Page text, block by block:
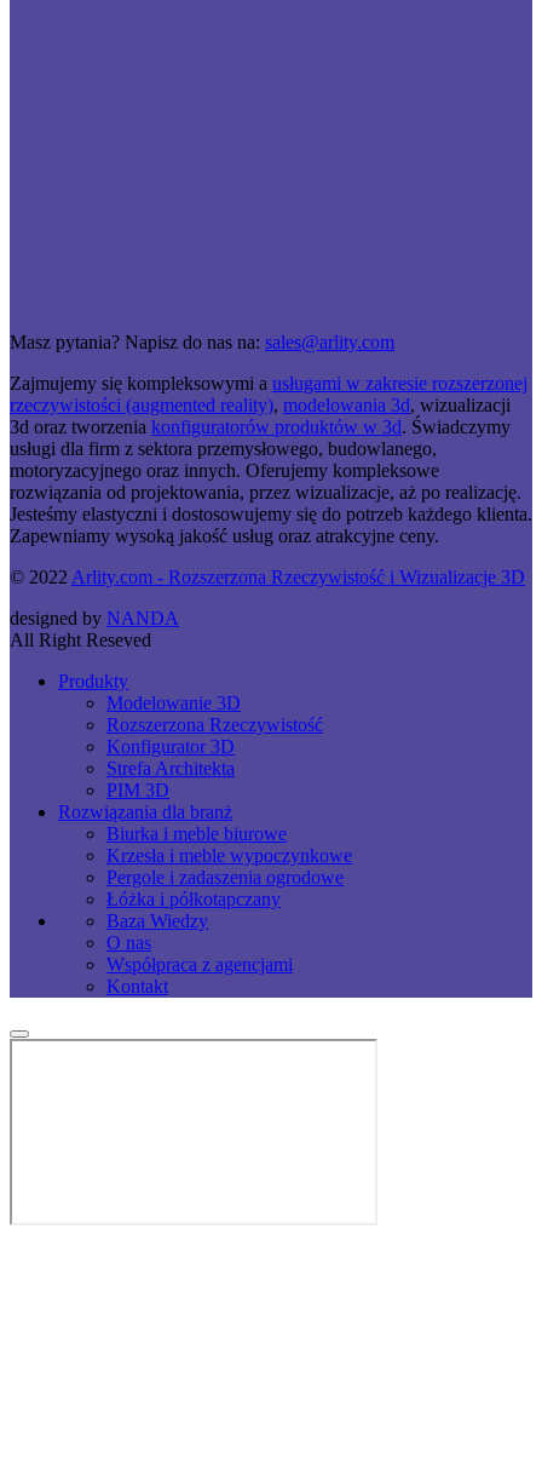
Masz pytania? Napisz do nas na: sales@arlity.com
Zajmujemy się kompleksowymi a usługami w zakresie rozszerzonej
rzeczywistości (augmented reality), modelowania 3d, wizualizacji
3d oraz tworzenia konfiguratorów produktów w 3d. Świadczymy
usługi dla firm z sektora przemysłowego, budowlanego,
motoryzacyjnego oraz innych. Oferujemy kompleksowe
rozwiązania od projektowania, przez wizualizacje, aż po realizację.
Jesteśmy elastyczni i dostosowujemy się do potrzeb każdego klienta.
Zapewniamy wysoką jakość usług oraz atrakcyjne ceny.
© 2022 Arlity.com - Rozszerzona Rzeczywistość i Wizualizacje 3D
designed by NANDA
All Right Reseved
Produkty
Modelowanie 3D
Rozszerzona Rzeczywistość
Konfigurator 3D
Strefa Architekta
PIM 3D
Rozwiązania dla branż
Biurka i meble biurowe
Krzesła i meble wypoczynkowe
Pergole i zadaszenia ogrodowe
Łóżka i półkotapczany
Baza Wiedzy
O nas
Współpraca z agencjami
Kontakt